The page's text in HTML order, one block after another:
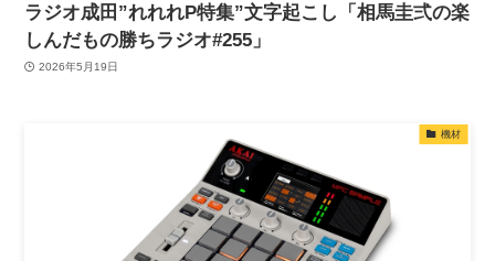
ラジオ成田”れれれP特集”文字起こし「相馬圭弍の楽
しんだもの勝ちラジオ#255」
2026年5月19日
機材